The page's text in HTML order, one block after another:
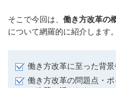
そこで今回は、 働き方改革の
について網羅的に紹介します。
働き方改革に至った背
働き方改革の問題点・